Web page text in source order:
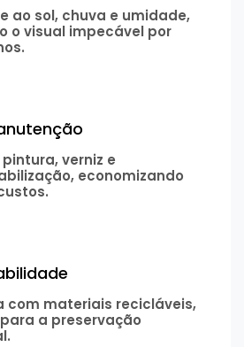
ao sol, chuva e umidade,
o visual impecável por
verniz e
economizando
com materiais recicláveis,
a preservação